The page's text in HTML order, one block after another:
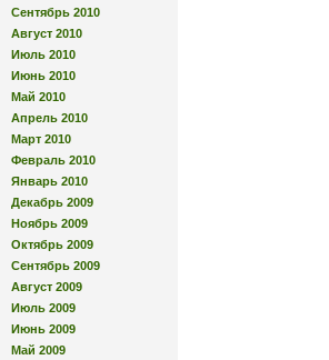
Сентябрь 2010
Август 2010
Июль 2010
Июнь 2010
Май 2010
Апрель 2010
Март 2010
Февраль 2010
Январь 2010
Декабрь 2009
Ноябрь 2009
Октябрь 2009
Сентябрь 2009
Август 2009
Июль 2009
Июнь 2009
Май 2009